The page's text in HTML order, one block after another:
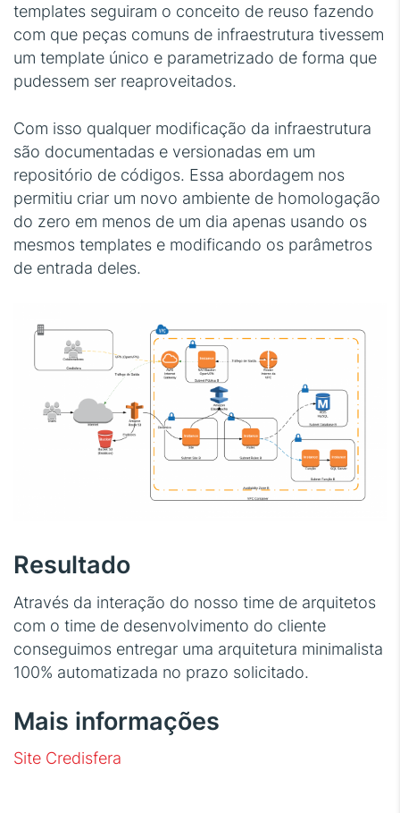
templates seguiram o conceito de reuso fazendo
com que peças comuns de infraestrutura tivessem
um template único e parametrizado de forma que
pudessem ser reaproveitados.
Com isso qualquer modificação da infraestrutura
são documentadas e versionadas em um
repositório de códigos. Essa abordagem nos
permitiu criar um novo ambiente de homologação
do zero em menos de um dia apenas usando os
mesmos templates e modificando os parâmetros
de entrada deles.
Resultado
Através da interação do nosso time de arquitetos
com o time de desenvolvimento do cliente
conseguimos entregar uma arquitetura minimalista
100% automatizada no prazo solicitado.
Mais informações
Site Credisfera